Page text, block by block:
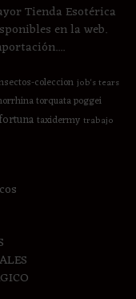
Tienda Esotérica
en la web.
coleccion job's tears
torquata poggei
taxidermy trabajo